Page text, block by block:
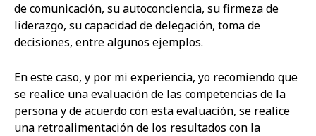
de comunicación, su autoconciencia, su firmeza de
liderazgo, su capacidad de delegación, toma de
decisiones, entre algunos ejemplos.
En este caso, y por mi experiencia, yo recomiendo que
se realice una evaluación de las competencias de la
persona y de acuerdo con esta evaluación, se realice
una retroalimentación de los resultados con la